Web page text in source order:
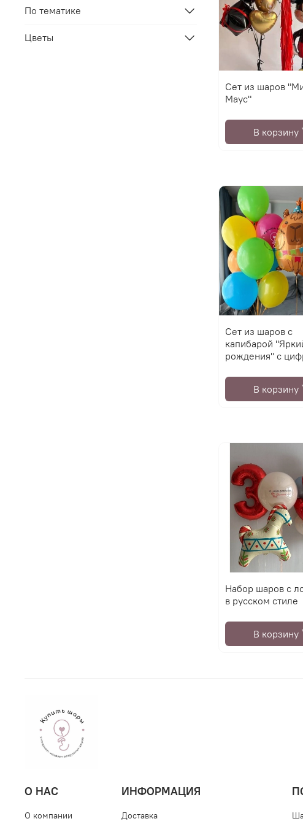
Сет из шаров
Маус"
В корзину
Сет из шаров с
капибарой
рождения" с
В корзину
Набор шаров с
в русском стиле
В корзину
По тематике
Цветы
О НАС
О компании
ИНФОРМАЦИЯ
Доставка